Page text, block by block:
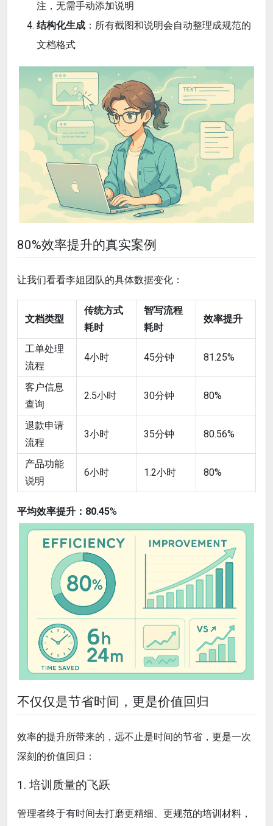
注，无需手动添加说明
结构化生成 ：所有截图和说明会自动整理成规范的
文档格式
80%效率提升的真实案例
让我们看看李姐团队的具体数据变化：
文档类型
传统方式
耗时
智写流程
耗时
效率提升
工单处理
流程
4小时 45分钟 81.25%
客户信息
查询
2.5小时 30分钟 80%
退款申请
流程
3小时 35分钟 80.56%
产品功能
说明
6小时 1.2小时 80%
平均效率提升：80.45%
不仅仅是节省时间，更是价值回归
效率的提升所带来的，远不止是时间的节省，更是一次
深刻的价值回归：
1. 培训质量的飞跃
管理者终于有时间去打磨更精细、更规范的培训材料，